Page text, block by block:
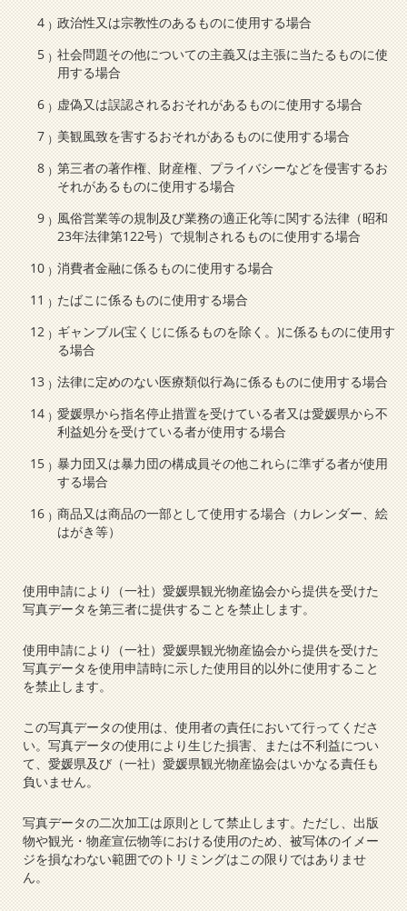
政治性又は宗教性のあるものに使用する場合
社会問題その他についての主義又は主張に当たるものに使
用する場合
虚偽又は誤認されるおそれがあるものに使用する場合
美観風致を害するおそれがあるものに使用する場合
第三者の著作権、財産権、プライバシーなどを侵害するお
それがあるものに使用する場合
風俗営業等の規制及び業務の適正化等に関する法律（昭和
23年法律第122号）で規制されるものに使用する場合
消費者金融に係るものに使用する場合
たばこに係るものに使用する場合
ギャンブル(宝くじに係るものを除く。)に係るものに使用す
る場合
法律に定めのない医療類似行為に係るものに使用する場合
愛媛県から指名停止措置を受けている者又は愛媛県から不
利益処分を受けている者が使用する場合
暴力団又は暴力団の構成員その他これらに準ずる者が使用
する場合
商品又は商品の一部として使用する場合（カレンダー、絵
はがき等）
使用申請により（一社）愛媛県観光物産協会から提供を受けた
写真データを第三者に提供することを禁止します。
使用申請により（一社）愛媛県観光物産協会から提供を受けた
写真データを使用申請時に示した使用目的以外に使用すること
を禁止します。
この写真データの使用は、使用者の責任において行ってくださ
い。写真データの使用により生じた損害、または不利益につい
て、愛媛県及び（一社）愛媛県観光物産協会はいかなる責任も
負いません。
写真データの二次加工は原則として禁止します。ただし、出版
物や観光・物産宣伝物等における使用のため、被写体のイメー
ジを損なわない範囲でのトリミングはこの限りではありませ
ん。